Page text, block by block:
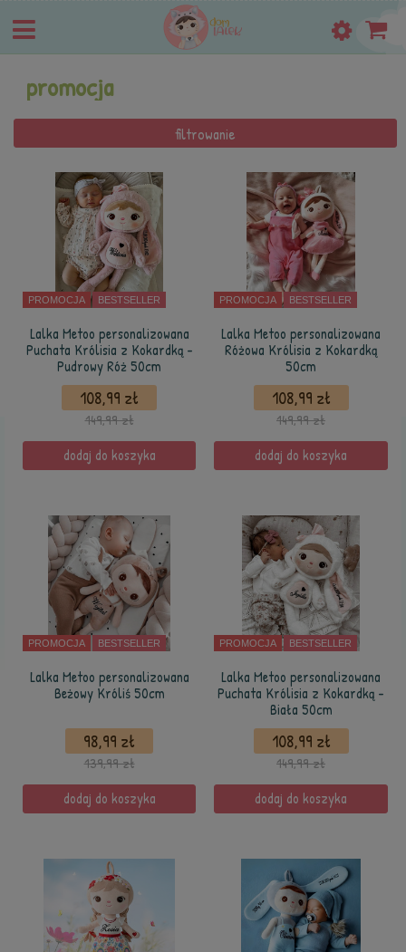
promocja
filtrowanie
PROMOCJA BESTSELLER
Lalka Metoo personalizowana
Puchata Królisia z Kokardką -
Pudrowy Róż 50cm
108,99 zł
149,99 zł
dodaj do koszyka
PROMOCJA BESTSELLER
Lalka Metoo personalizowana
Różowa Królisia z Kokardką
50cm
108,99 zł
149,99 zł
dodaj do koszyka
PROMOCJA BESTSELLER
Lalka Metoo personalizowana
Beżowy Króliś 50cm
98,99 zł
139,99 zł
dodaj do koszyka
PROMOCJA BESTSELLER
Lalka Metoo personalizowana
Puchata Królisia z Kokardką -
Biała 50cm
108,99 zł
149,99 zł
dodaj do koszyka